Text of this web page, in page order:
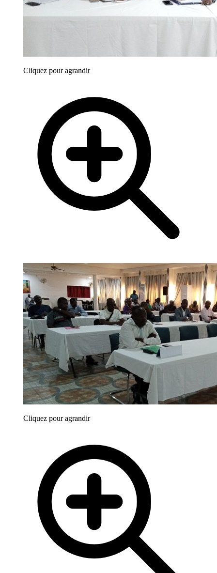
Cliquez pour agrandir
Cliquez pour agrandir